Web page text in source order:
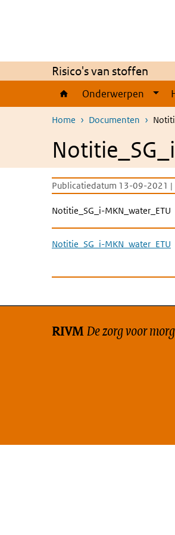
Risico's van stoffen
Onderwerpen
Home Documenten
Publicatiedatum 13-09-2021 |
Notitie_SG_i-MKN_water_ETU
Notitie_SG_i-MKN_water_ETU
RIVMDe zorg voor